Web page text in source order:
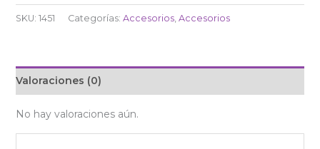
SKU: 1451 Categorías: Accesorios, Accesorios
Valoraciones (0)
No hay valoraciones aún.